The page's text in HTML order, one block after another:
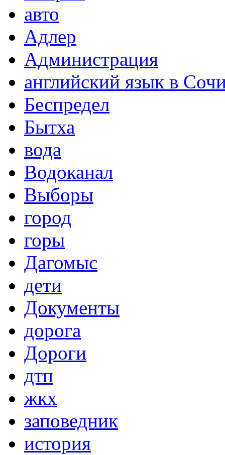
авто
Адлер
Администрация
английский язык в
Беспредел
Бытха
вода
Водоканал
Выборы
город
горы
Дагомыс
дети
Документы
дорога
Дороги
дтп
жкх
заповедник
история